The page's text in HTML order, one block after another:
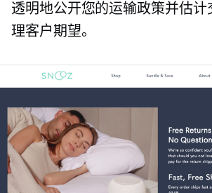
透明地公开您的运输政策并估计
理客户期望。